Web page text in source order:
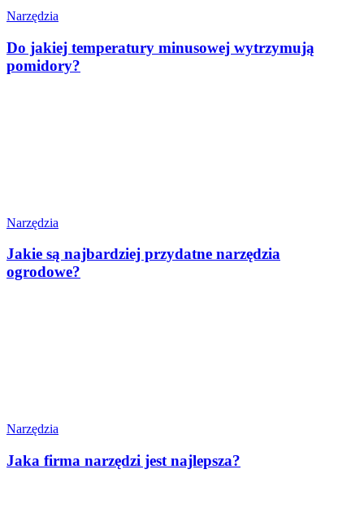
Narzędzia
Do jakiej temperatury minusowej wytrzymują
pomidory?
Narzędzia
Jakie są najbardziej przydatne narzędzia
ogrodowe?
Narzędzia
Jaka firma narzędzi jest najlepsza?